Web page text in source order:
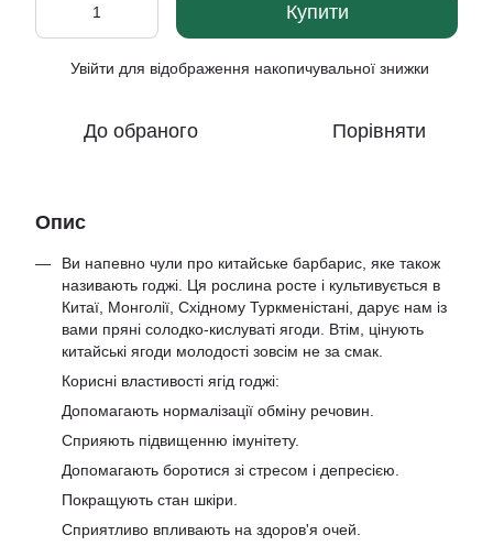
Купити
Увійти для відображення накопичувальної знижки
До обраного Порівняти
Опис
Ви напевно чули про китайське барбарис, яке також
називають годжі. Ця рослина росте і культивується в
Китаї, Монголії, Східному Туркменістані, дарує нам із
вами пряні солодко-кислуваті ягоди. Втім, цінують
китайські ягоди молодості зовсім не за смак.
Корисні властивості ягід годжі:
Допомагають нормалізації обміну речовин.
Сприяють підвищенню імунітету.
Допомагають боротися зі стресом і депресією.
Покращують стан шкіри.
Сприятливо впливають на здоров'я очей.